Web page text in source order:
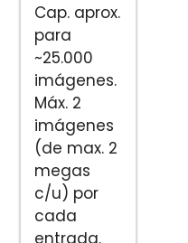
Cap. aprox.
para
~25.000
imágenes.
Máx. 2
imágenes
(de max. 2
megas
c/u) por
cada